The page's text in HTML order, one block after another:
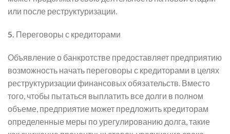
или после реструктуризации.
5. Переговоры с кредиторами
Объявление о банкротстве предоставляет предприятию
возможность начать переговоры с кредиторами в целях
реструктуризации финансовых обязательств. Вместо
того, чтобы пытаться выплатить все долги в полном
объеме, предприятие может предложить кредиторам
определенные меры по урегулированию долга, такие